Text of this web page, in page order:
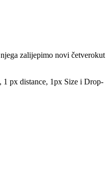
zalijepimo novi četverokut
1 px distance, 1px Size i Drop-